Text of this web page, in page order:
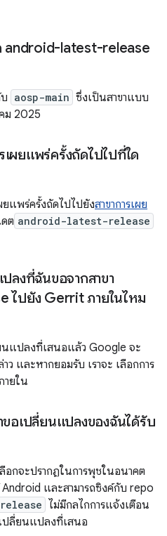
android-latest-release
aosp-main ซึ่งเป็นสาขาแบบ
ม 2025
ผยแพร่ครั้งถัดไปไปที่ใด
แพร่ครั้งถัดไปไปยังสาขาการเผย
ต android-latest-release
ลงที่ฉันขอจากสาขา
ไปยัง Gerrit ภายในไหม
แปลงที่เสนอแล้ว Google จะ
และหากยอมรับ เราจะ เลือกการ
ยใน
ขอเปลี่ยนแปลงของฉันได้รับ
กจะปรากฏในการพุชในอนาคต
Android และสามารถซิงค์กับ repo
ไม่มีกลไกการแจ้งเตือน
ปลี่ยนแปลงที่เสนอ